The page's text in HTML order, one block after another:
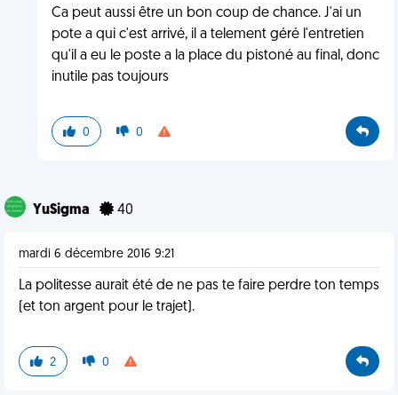
Ca peut aussi être un bon coup de chance. J'ai un
pote a qui c'est arrivé, il a telement géré l'entretien
qu'il a eu le poste a la place du pistoné au final, donc
inutile pas toujours
0 0
YuSigma 40
mardi 6 décembre 2016 9:21
La politesse aurait été de ne pas te faire perdre ton temps
(et ton argent pour le trajet).
2 0